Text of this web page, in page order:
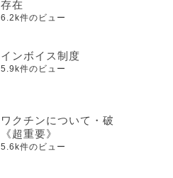
存在
6.2k件のビュー
インボイス制度
5.9k件のビュー
ワクチンについて・破
《超重要》
5.6k件のビュー